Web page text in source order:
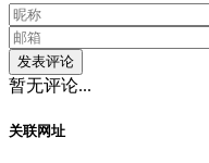
发表评论
暂无评论...
关联网址